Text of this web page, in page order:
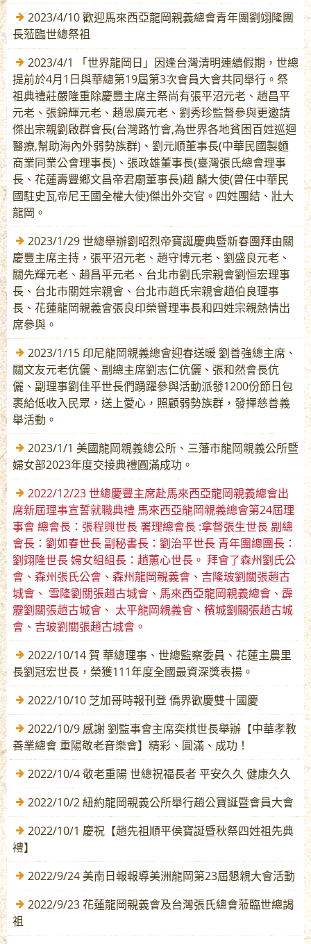
2023/4/10 歡迎馬來西亞龍岡親義總會青年團劉翊隆團
長蒞臨世總祭祖
2023/4/1 「世界龍岡日」因逢台灣清明連續假期，世總
提前於4月1日與華總第19屆第3次會員大會共同舉行。祭
祖典禮莊嚴隆重除慶豐主席主祭尚有張平沼元老、趙昌平
元老、張錦輝元老、趙恩廣元老、劉秀珍監督參與更邀請
傑出宗親劉啟群會長(台灣路竹會,為世界各地貧困百姓巡迴
醫療,幫助海內外弱勢族群)、劉元順董事長(中華民國製麵
商業同業公會理事長)、張政雄董事長(臺灣張氏總會理事
長、花蓮壽豐鄉文昌帝君廟董事長)趙 麟大使(曾任中華民
國駐史瓦帝尼王國全權大使)傑出外交官。四姓團結、壯大
龍岡。
2023/1/29 世總舉辦劉昭烈帝寶誕慶典暨新春團拜由關
慶豐主席主持，張平沼元老、趙守博元老、劉盛良元老、
關先輝元老、趙昌平元老、台北市劉氏宗親會劉恒宏理事
長、台北市關姓宗親會、台北市趙氏宗親會趙伯良理事
長、花蓮龍岡親義會張良印榮譽理事長和四姓宗親熱情出
席參與。
2023/1/15 印尼龍岡親義總會迎春送暖 劉善強總主席、
關文友元老伉儷、副總主席劉志仁伉儷、張和然會長伉
儷、副理事劉佳平世長們踴躍參與活動派發1200份節日包
裹給低收入民眾，送上愛心，照顧弱勢族群，發揮慈善義
舉活動。
2023/1/1 美國龍岡親義總公所、三藩市龍岡親義公所暨
婦女部2023年度交接典禮圓滿成功。
2022/12/23 世總慶豐主席赴馬來西亞龍岡親義總會出
席新屆理事宣誓就職典禮 馬來西亞龍岡親義總會第24屆理
事會 總會長：張程興世長 署理總會長 :拿督張生世長 副總
會長：劉如春世長 副秘書長：劉治平世長 青年團總團長：
劉翊隆世長 婦女組組長：趙蕙心世長。 拜會了森州劉氏公
會、森州張氏公會、森州龍岡親義會、吉隆玻劉關張趙古
城會、 雪隆劉關張趙古城會、馬來西亞龍岡親義總會、霹
靂劉關張趙古城會、 太平龍岡親義會、檳城劉關張趙古城
會、吉玻劉關張趙古城會。
2022/10/14 賀 華總理事、世總監察委員、花蓮主農里
長劉冠宏世長，榮獲111年度全國最資深獎表揚。
2022/10/10 芝加哥時報刊登 僑界歡慶雙十國慶
2022/10/9 感謝 劉監事會主席奕棋世長舉辦【中華孝教
善業總會 重陽敬老音樂會】精彩、圓滿、成功！
2022/10/4 敬老重陽 世總祝福長者 平安久久 健康久久
2022/10/2 紐約龍岡親義公所舉行趙公寶誕暨會員大會
2022/10/1 慶祝【趙先祖順平侯寶誕暨秋祭四姓祖先典
禮】
2022/9/24 美南日報報導美洲龍岡第23屆懇親大會活動
2022/9/23 花蓮龍岡親義會及台灣張氏總會蒞臨世總謁
祖